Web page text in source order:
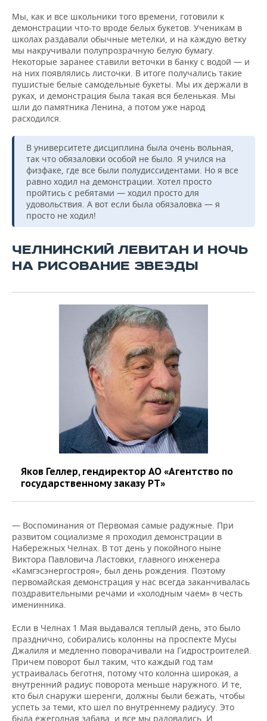
Мы, как и все школьники того времени, готовили к
демонстрации что-то вроде белых букетов. Ученикам в
школах раздавали обычные метелки, и на каждую ветку
мы накручивали полупрозрачную белую бумагу.
Некоторые заранее ставили веточки в банку с водой — и
на них появлялись листочки. В итоге получались такие
пушистые белые самодельные букеты. Мы их держали в
руках, и демонстрация была такая вся беленькая. Мы
шли до памятника Ленина, а потом уже народ
расходился.
В университете дисциплина была очень вольная,
так что обязаловки особой не было. Я учился на
физфаке, где все были полудиссидентами. Но я все
равно ходил на демонстрации. Хотел просто
пройтись с ребятами — ходил просто для
удовольствия. А вот если была обязаловка — я
просто не ходил!
ЧЕЛНИНСКИЙ ЛЕВИТАН И НОЧЬ
НА РИСОВАНИЕ ЗВЕЗДЫ
Яков Геллер, гендиректор АО «Агентство по
государственному заказу РТ»
— Воспоминания от Первомая самые радужные. При
развитом социализме я проходил демонстрации в
Набережных Челнах. В тот день у покойного ныне
Виктора Павловича Ластовки, главного инженера
«Камгэсэнергостроя», был день рождения. Поэтому
первомайская демонстрация у нас всегда заканчивалась
поздравительными речами и «холодным чаем» в честь
именинника.
Если в Челнах 1 Мая выдавался теплый день, это было
празднично, собирались колонны на проспекте Мусы
Джалиля и медленно поворачивали на Гидростроителей.
Причем поворот был таким, что каждый год там
устраивалась беготня, потому что колонна широкая, а
внутренний радиус поворота меньше наружного. И те,
кто был снаружи шеренги, должны были бежать, чтобы
успеть за теми, кто шел по внутреннему радиусу. Это
была ежегодная забава, и все мы радовались. И